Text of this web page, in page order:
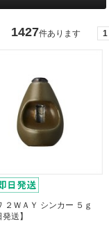
1427件あります 1
２ＷＡＹ シンカー ５ｇ
発送】